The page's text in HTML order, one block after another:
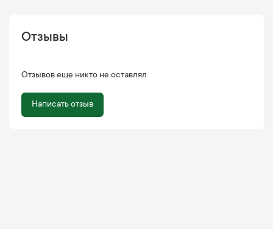
Отзывы
Отзывов еще никто не оставлял
Написать отзыв